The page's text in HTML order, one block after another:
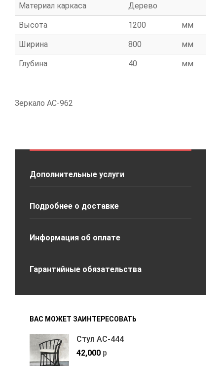
Материал каркаса Дерево
Высота 1200 мм
Ширина 800 мм
Глубина 40 мм
Зеркало АС-962
Дополнительные услуги
Подробнее о доставке
Информация об оплате
Гарантийные обязательства
ВАС МОЖЕТ ЗАИНТЕРЕСОВАТЬ
Стул АС-444
42,000 р